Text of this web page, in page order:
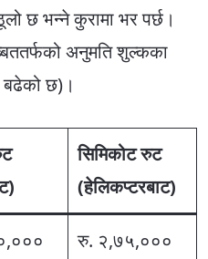
छ भन्ने कुरामा भर पर्छ।
अनुमति शुल्कका
बढेको छ)।
सिमिकोट रुट
(हेलिकप्टरबाट)
रु. २,७५,०००